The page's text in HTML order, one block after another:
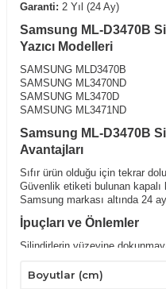
Garanti: 2 Yıl (24 Ay)
Samsung ML-D3470B
Yazıcı Modelleri
SAMSUNG MLD3470B
SAMSUNG ML3470ND
SAMSUNG ML3470D
SAMSUNG ML3471ND
Samsung ML-D3470B
Avantajları
Sıfır ürün olduğu için tekrar
Güvenlik etiketi bulunan kapalı
Samsung markası altında 24
İpuçları ve Önlemler
Silindirlerin yüzeyine
Sadece belirli uyumlu
Boyutlar (cm)